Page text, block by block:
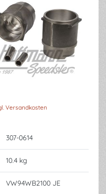
Versandkosten
307-0614
10.4 kg
VW94WB2100 JE